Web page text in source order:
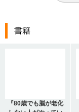
書籍
『80歳でも脳が老化